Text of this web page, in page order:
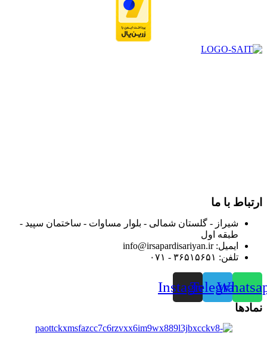
ارتباط با ما
شیراز - گلستان شمالی - بلوار مساوات - ساختمان سپید -
طبقه اول
ایمیل: info@irsapardisariyan.ir
تلفن: ۳۶۵۱۵۶۵۱ - ۰۷۱
Telegram
Instagram
نمادها